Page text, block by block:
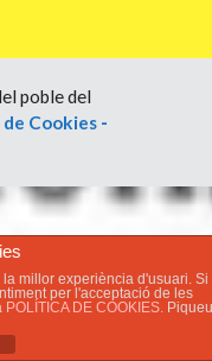
poble del
Cookies -
millor experiència d'usuari. Si
per l'acceptació de les
POLÍTICA DE COOKIES. Piqueu